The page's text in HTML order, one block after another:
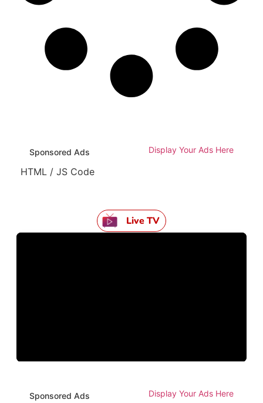
Sponsored Ads Display Your Ads Here
HTML / JS Code
Live TV
Sponsored Ads Display Your Ads Here